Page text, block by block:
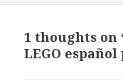
1 thoughts on
LEGO